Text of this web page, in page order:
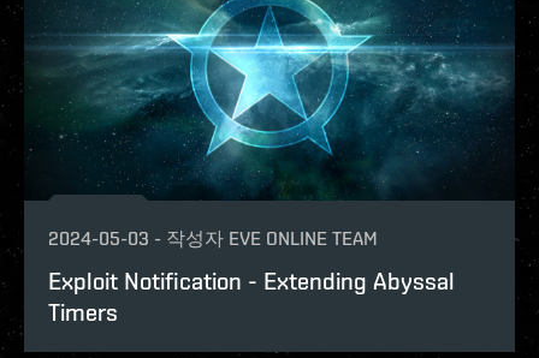
2024-05-03 - 작성자 EVE ONLINE TEAM
Exploit Notification - Extending Abyssal
Timers